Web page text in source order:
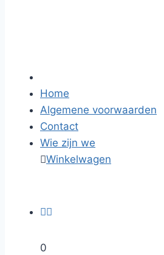
Home
Algemene voorwaarden
Contact
Wie zijn we
Winkelwagen

0